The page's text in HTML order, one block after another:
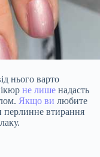
нього варто
не лише надасть
Якщо ви любите
перлинне втирання